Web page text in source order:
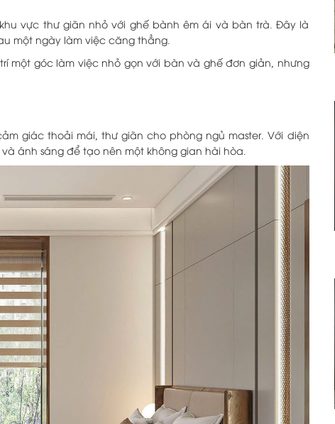
vực thư giãn nhỏ với ghế bành êm ái và bàn trà. Đây là
một ngày làm việc căng thẳng.
một góc làm việc nhỏ gọn với bàn và ghế đơn giản, nhưng
giác thoải mái, thư giãn cho phòng ngủ master. Với diện
ánh sáng để tạo nên một không gian hài hòa.